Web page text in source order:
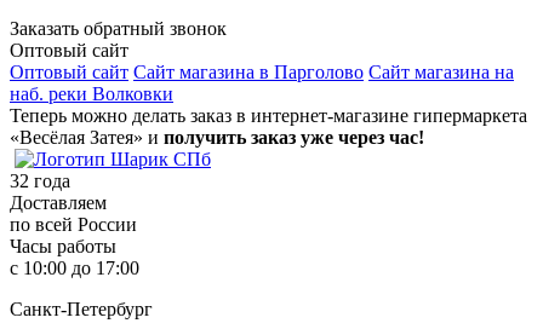
Заказать обратный звонок
Оптовый сайт
Оптовый сайт Сайт магазина в Парголово Сайт магазина на
наб. реки Волковки
Теперь можно делать заказ в интернет-магазине гипермаркета
«Весёлая Затея» и получить заказ уже через час!
32 года
Доставляем
по всей России
Часы работы
с 10:00 до 17:00
Санкт-Петербург